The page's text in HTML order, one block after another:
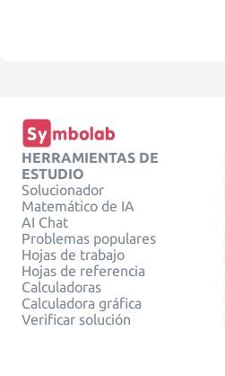
HERRAMIENTAS DE
ESTUDIO
Solucionador
Matemático de IA
AI Chat
Problemas populares
Hojas de trabajo
Hojas de referencia
Calculadoras
Calculadora gráfica
Verificar solución